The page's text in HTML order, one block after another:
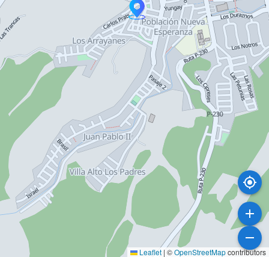
Leaflet | ©OpenStreetMapcontributors